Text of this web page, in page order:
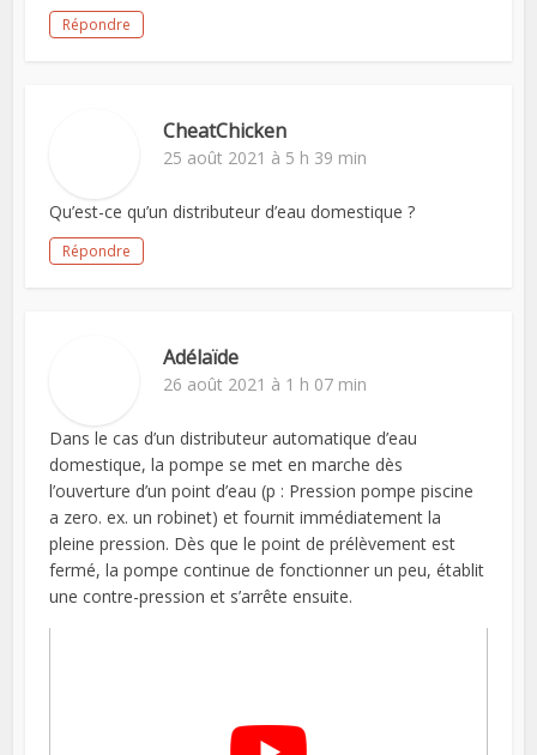
Répondre
CheatChicken
25 août 2021 à 5 h 39 min
Qu’est-ce qu’un distributeur d’eau domestique ?
Répondre
Adélaïde
26 août 2021 à 1 h 07 min
Dans le cas d’un distributeur automatique d’eau
domestique, la pompe se met en marche dès
l’ouverture d’un point d’eau (p : Pression pompe piscine
a zero. ex. un robinet) et fournit immédiatement la
pleine pression. Dès que le point de prélèvement est
fermé, la pompe continue de fonctionner un peu, établit
une contre-pression et s’arrête ensuite.